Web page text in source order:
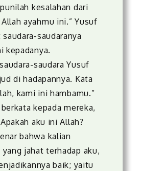
kesalahan dari
ayahmu ini.” Yusuf
saudaranya
kepadanya.
saudara Yusuf
di hadapannya. Kata
kami ini hambamu.”
kepada mereka,
aku ini Allah?
bahwa kalian
yang jahat terhadap aku,
baik; yaitu